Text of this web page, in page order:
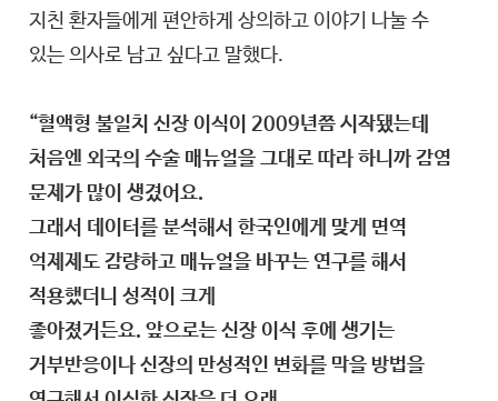
지친 환자들에게 편안하게 상의하고 이야기 나눌 수
있는 의사로 남고 싶다고 말했다.
“혈액형 불일치 신장 이식이 2009년쯤 시작됐는데
처음엔 외국의 수술 매뉴얼을 그대로 따라 하니까 감염
문제가 많이 생겼어요.
그래서 데이터를 분석해서 한국인에게 맞게 면역
억제제도 감량하고 매뉴얼을 바꾸는 연구를 해서
적용했더니 성적이 크게
좋아졌거든요. 앞으로는 신장 이식 후에 생기는
거부반응이나 신장의 만성적인 변화를 막을 방법을